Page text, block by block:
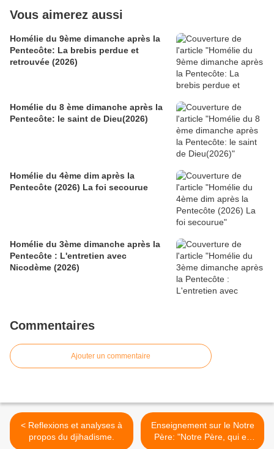
Vous aimerez aussi
Homélie du 9ème dimanche après la
Pentecôte: La brebis perdue et
retrouvée (2026)
Homélie du 8 ème dimanche après la
Pentecôte: le saint de Dieu(2026)
Homélie du 4ème dim après la
Pentecôte (2026) La foi secourue
Homélie du 3ème dimanche après la
Pentecôte : L'entretien avec
Nicodème (2026)
Commentaires
Ajouter un commentaire
< Reflexions et analyses à
propos du djihadisme.
Enseignement sur le Notre
Père: "Notre Père, qui es